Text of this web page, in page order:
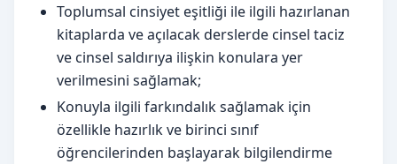
Toplumsal cinsiyet eşitliği ile ilgili hazırlanan
kitaplarda ve açılacak derslerde cinsel taciz
ve cinsel saldırıya ilişkin konulara yer
verilmesini sağlamak;
Konuyla ilgili farkındalık sağlamak için
özellikle hazırlık ve birinci sınıf
öğrencilerinden başlayarak bilgilendirme